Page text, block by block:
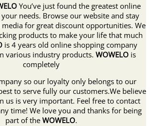
You’ve just found the greatest online
needs. Browse our website and stay
for great discount opportunities. We
products to make your life that much
is 4 years old online shopping company
various industry products. WOWELO is
completely
so our loyalty only belongs to our
to serve fully our customers.We believe
us is very important. Feel free to contact
time! We love you and thanks for being
part of the WOWELO.